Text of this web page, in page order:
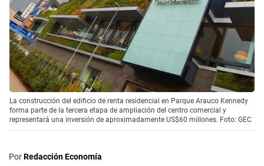
La construcción del edificio de renta residencial en Parque Arauco Kennedy
forma parte de la tercera etapa de ampliación del centro comercial y
representará una inversión de aproximadamente US$60 millones. Foto: GEC
PorRedacción Economía